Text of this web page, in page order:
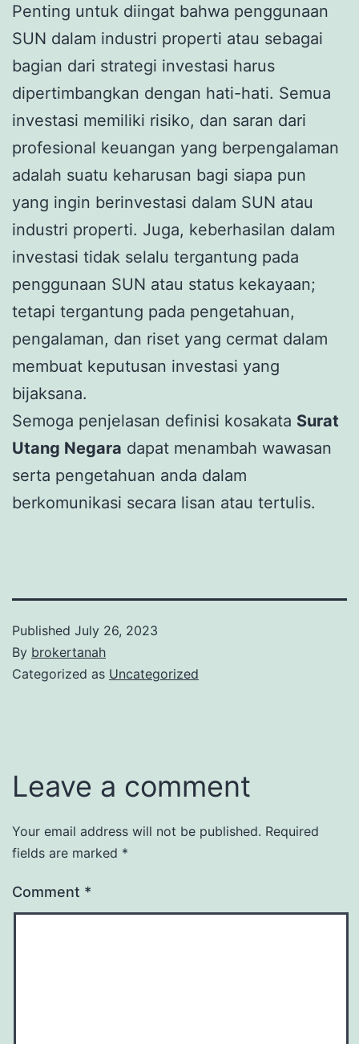
Penting untuk diingat bahwa penggunaan
SUN dalam industri properti atau sebagai
bagian dari strategi investasi harus
dipertimbangkan dengan hati-hati. Semua
investasi memiliki risiko, dan saran dari
profesional keuangan yang berpengalaman
adalah suatu keharusan bagi siapa pun
yang ingin berinvestasi dalam SUN atau
industri properti. Juga, keberhasilan dalam
investasi tidak selalu tergantung pada
penggunaan SUN atau status kekayaan;
tetapi tergantung pada pengetahuan,
pengalaman, dan riset yang cermat dalam
membuat keputusan investasi yang
bijaksana.
Semoga penjelasan definisi kosakata Surat
Utang Negara dapat menambah wawasan
serta pengetahuan anda dalam
berkomunikasi secara lisan atau tertulis.
Published July 26, 2023
By brokertanah
Categorized as Uncategorized
Leave a comment
Your email address will not be published. Required
fields are marked *
Comment *